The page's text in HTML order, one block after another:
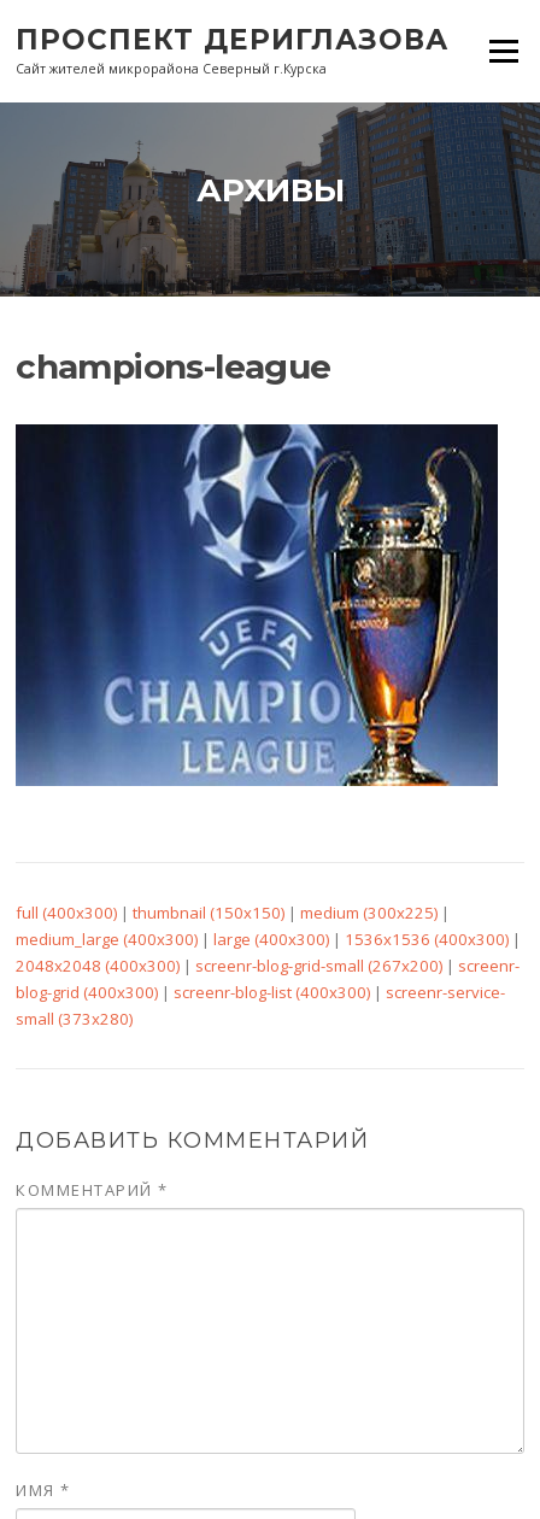
содержанию
ПРОСПЕКТ ДЕРИГЛАЗОВА
Сайт жителей микрорайона Северный г.Курска
Меню
АРХИВЫ
champions-league
full (400x300) |thumbnail (150x150) |medium (300x225) |
medium_large (400x300) |large (400x300) | 1536x1536 (400x300) |
2048x2048 (400x300) | screenr-blog-grid-small (267x200) | screenr-
blog-grid (400x300) | screenr-blog-list (400x300) | screenr-service-
small (373x280)
ДОБАВИТЬ КОММЕНТАРИЙ
КОММЕНТАРИЙ*
ИМЯ*